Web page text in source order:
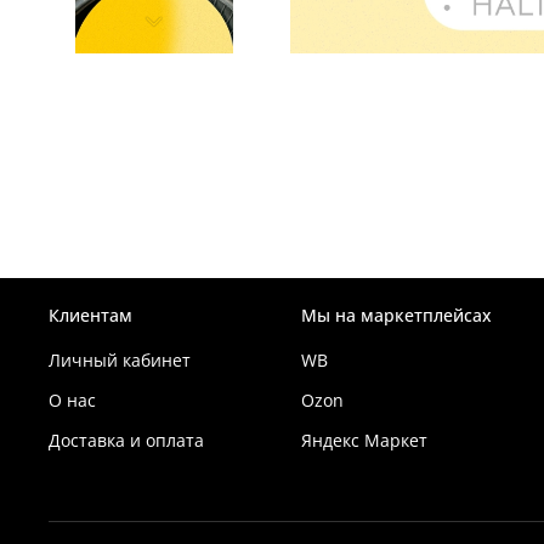
Клиентам
Личный кабинет
О нас
Доставка и оплата
Мы на маркетплейсах
WB
Ozon
Яндекс Маркет